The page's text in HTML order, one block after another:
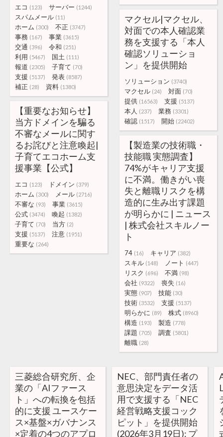
エコ (123) サーバー (1244)
スパムメール (11)
ホーム (300) 不正 (3747)
事務 (167) 事業 (3615)
交通 (396) 令和 (251)
利用 (5467) 国土 (111)
報道 (2305) 子育て (70)
支援 (5137) 発表 (8587)
補正 (28) 資料 (1380)
マクセル|マクセル、
対面での本人確認業
務を支援する「本人
確認ソリューショ
ン」を提供開始
ソリューション (3740)
マクセル (24) 対面 (70)
提供 (16563) 支援 (5137)
本人 (237) 業務 (3301)
確認 (1517) 開始 (22402)
【重要なお知らせ】
当方ドメインを騙る
不審なメールに関す
るお詫びと注意喚起|
子育てエコホーム支
援事業【公式】
エコ (123) ドメイン (379)
ホーム (300) メール (2716)
不審な (93) 事業 (3615)
公式 (3474) 喚起 (1382)
子育て (70) 当方 (2)
支援 (5137) 注意 (1951)
重要な (264)
【製造業の技術職・
技能職 実態調査】
74%がキャリア支援
に不満。働きがい喪
失と離職リスクを構
造的に生み出す課題
が明らかに | ニュース
| 株式会社スキルノー
ト
74 (16) キャリア (382)
スキル (148) ノート (447)
リスク (696) 不満 (98)
会社 (9322) 喪失 (16)
実態 (907) 技能 (30)
技術 (3532) 支援 (5137)
明らかに (89) 株式 (8960)
構造 (193) 製造 (778)
課題 (705) 調査 (5801)
離職 (28)
三菱総合研究所、企
業の「AIファース
ト」への転換を包括
的に支援 ユースケー
ス×基盤×ガバナンス
×定着の4つのアプロ
NEC、部門責任者の
意思決定をデータ活
用で支援する「NEC
経営戦略支援コック
ピット」を提供開始
(2026年3月19日): プ